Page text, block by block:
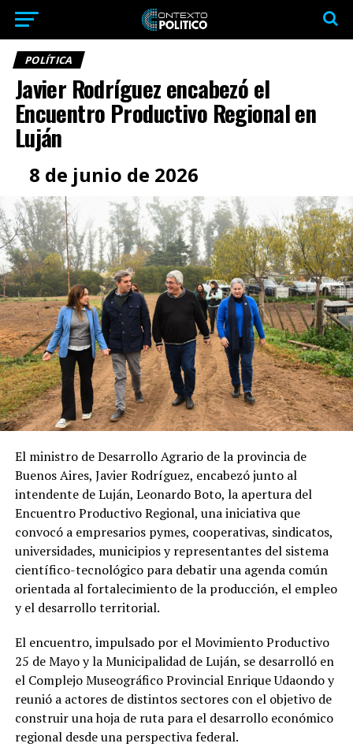
POLÍTICA
Javier Rodríguez encabezó el
Encuentro Productivo Regional en
Luján
8 de junio de 2026
El ministro de Desarrollo Agrario de la provincia de
Buenos Aires, Javier Rodríguez, encabezó junto al
intendente de Luján, Leonardo Boto, la apertura del
Encuentro Productivo Regional, una iniciativa que
convocó a empresarios pymes, cooperativas, sindicatos,
universidades, municipios y representantes del sistema
científico-tecnológico para debatir una agenda común
orientada al fortalecimiento de la producción, el empleo
y el desarrollo territorial.
El encuentro, impulsado por el Movimiento Productivo
25 de Mayo y la Municipalidad de Luján, se desarrolló en
el Complejo Museográfico Provincial Enrique Udaondo y
reunió a actores de distintos sectores con el objetivo de
construir una hoja de ruta para el desarrollo económico
regional desde una perspectiva federal.